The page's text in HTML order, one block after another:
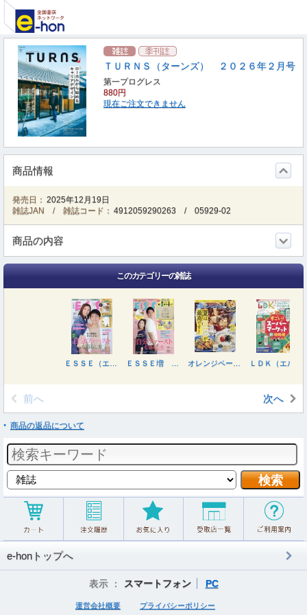
ＴＵＲＮＳ（ターンズ） ２０２６年２月号
第一プログレス
880円
現在ご注文できません
商品情報
発売日： 2025年12月19日
雑誌JAN / 雑誌コード： 4912059290263 /05929-02
商品の内容
このカテゴリーの雑誌
前へ 次へ
商品の返品について
e-honトップへ
表示 ： スマートフォン PC
運営会社概要 プライバシーポリシー